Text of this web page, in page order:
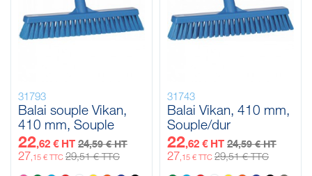
31793
Balai souple Vikan,
410 mm, Souple
22,62 € HT 24,59 € HT
27,15 € TTC 29,51 € TTC
31743
Balai Vikan, 410 mm,
Souple/dur
22,62 € HT 24,59 € HT
27,15 € TTC 29,51 € TTC